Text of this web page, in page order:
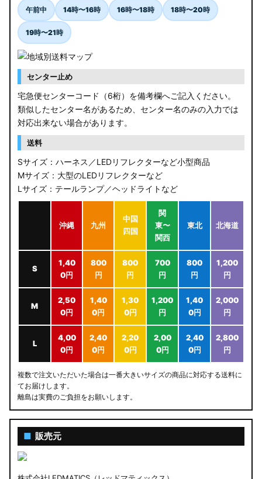
午前中 14時〜16時 16時〜18時 18時〜20時
19時〜21時
センター止め
宅急便センターコード（6桁）を備考欄へご記入ください。
類似したセンター名があるため、センター名のみの入力では
対応出来ない場合があります。
送料
Sサイズ：ハーネス／LEDリフレクターなど小型商品
Mサイズ：大型のLEDリフレクターなど
Lサイズ：テールランプ／ヘッドライトなど
沖縄 九州
中国
四国
関
東〜
関西
東北 北海道
S
1,40
0円
800
円
800
円
700
円
800
円
1,200
円
M
2,50
0円
1,40
0円
1,30
0円
1,200
円
1,40
0円
2,000
円
L
4,00
0円
2,40
0円
2,20
0円
2,00
0円
2,40
0円
2,800
円
複数で注文いただいた場合は一番大きいサイズの商品に対応する送料に
てお届けします。
離島は実費のご負担をお願いします。
■ 販売元